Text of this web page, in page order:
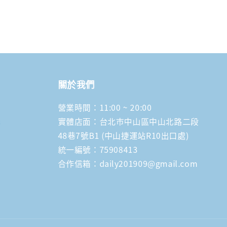
關於我們
營業時間：11:00 ~ 20:00
實體店面：台北市中山區中山北路二段
48巷7號B1 (中山捷運站R10出口處)
統一編號：75908413
合作信箱：daily201909@gmail.com